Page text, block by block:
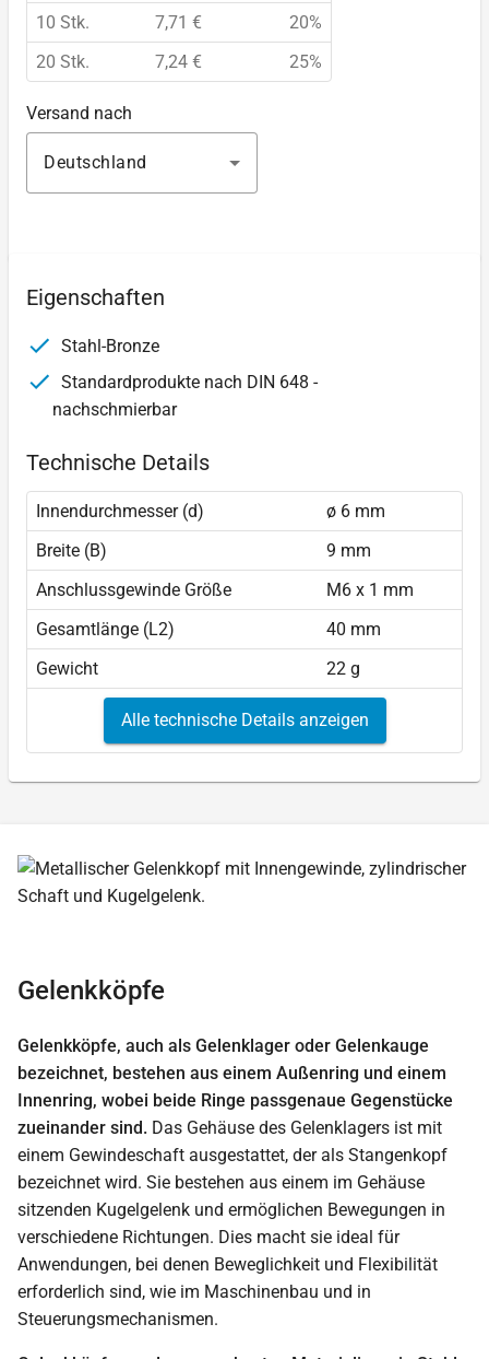
10 Stk.
7,71 €
20%
20 Stk.
7,24 € 25%
Versand nach
Deutschland
Eigenschaften
Stahl-Bronze
Standardprodukte nach DIN 648 -
nachschmierbar
Technische Details
Innendurchmesser (d)
ø 6 mm
Breite (B)
9 mm
Anschlussgewinde Größe
M6 x 1 mm
Gesamtlänge (L2)
40 mm
Gewicht
22 g
Alle technische Details anzeigen
Gelenkköpfe
Gelenkköpfe, auch als Gelenklager oder Gelenkauge
bezeichnet, bestehen aus einem Außenring und einem
Innenring, wobei beide Ringe passgenaue Gegenstücke
zueinander sind. Das Gehäuse des Gelenklagers ist mit
einem Gewindeschaft ausgestattet, der als Stangenkopf
bezeichnet wird. Sie bestehen aus einem im Gehäuse
sitzenden Kugelgelenk und ermöglichen Bewegungen in
verschiedene Richtungen. Dies macht sie ideal für
Anwendungen, bei denen Beweglichkeit und Flexibilität
erforderlich sind, wie im Maschinenbau und in
Steuerungsmechanismen.